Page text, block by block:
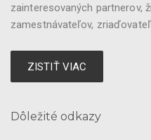
zainteresovaných partnerov,
zamestnávateľov,
ZISTIŤ VIAC
Dôležité odkazy